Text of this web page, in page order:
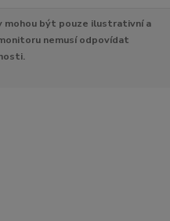
mohou být pouze ilustrativní a
nemusí odpovídat